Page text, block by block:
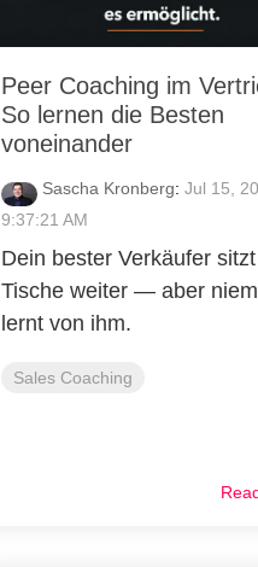
Peer Coaching im
So lernen die Besten
voneinander
Sascha Kronberg: Jul 15,
9:37:21 AM
Dein bester Verkäufer
Tische weiter — aber
lernt von ihm.
Sales Coaching